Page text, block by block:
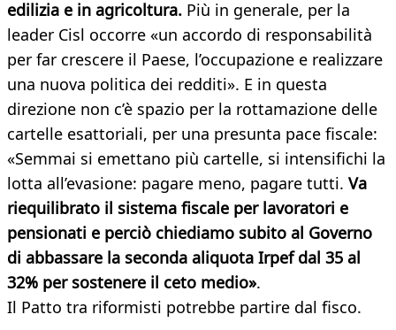
edilizia e in agricoltura. Più in generale, per la
leader Cisl occorre «un accordo di responsabilità
per far crescere il Paese, l’occupazione e realizzare
una nuova politica dei redditi». E in questa
direzione non c’è spazio per la rottamazione delle
cartelle esattoriali, per una presunta pace fiscale:
«Semmai si emettano più cartelle, si intensifichi la
lotta all’evasione: pagare meno, pagare tutti. Va
riequilibrato il sistema fiscale per lavoratori e
pensionati e perciò chiediamo subito al Governo
di abbassare la seconda aliquota Irpef dal 35 al
32% per sostenere il ceto medio».
Il Patto tra riformisti potrebbe partire dal fisco.